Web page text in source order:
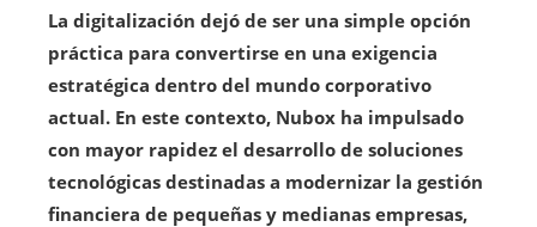
La digitalización dejó de ser una simple opción
práctica para convertirse en una exigencia
estratégica dentro del mundo corporativo
actual. En este contexto, Nubox ha impulsado
con mayor rapidez el desarrollo de soluciones
tecnológicas destinadas a modernizar la gestión
financiera de pequeñas y medianas empresas,